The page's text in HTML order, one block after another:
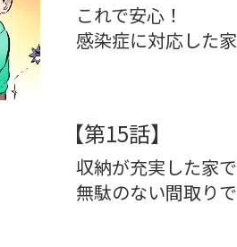
これで安心！
感染症に対応した
【第15話】
収納が充実した家
無駄のない間取り